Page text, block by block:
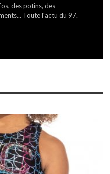
des potins, des
Toute l'actu du 97.